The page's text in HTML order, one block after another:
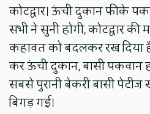
कोटद्वार। ऊंची दुकान फीके
सभी ने सुनी होगी, कोटद्वार
कहावत को बदलकर रख
कर ऊंची दुकान, बासी पकवान
सबसे पुरानी बेकरी बासी
बिगड़ गई।